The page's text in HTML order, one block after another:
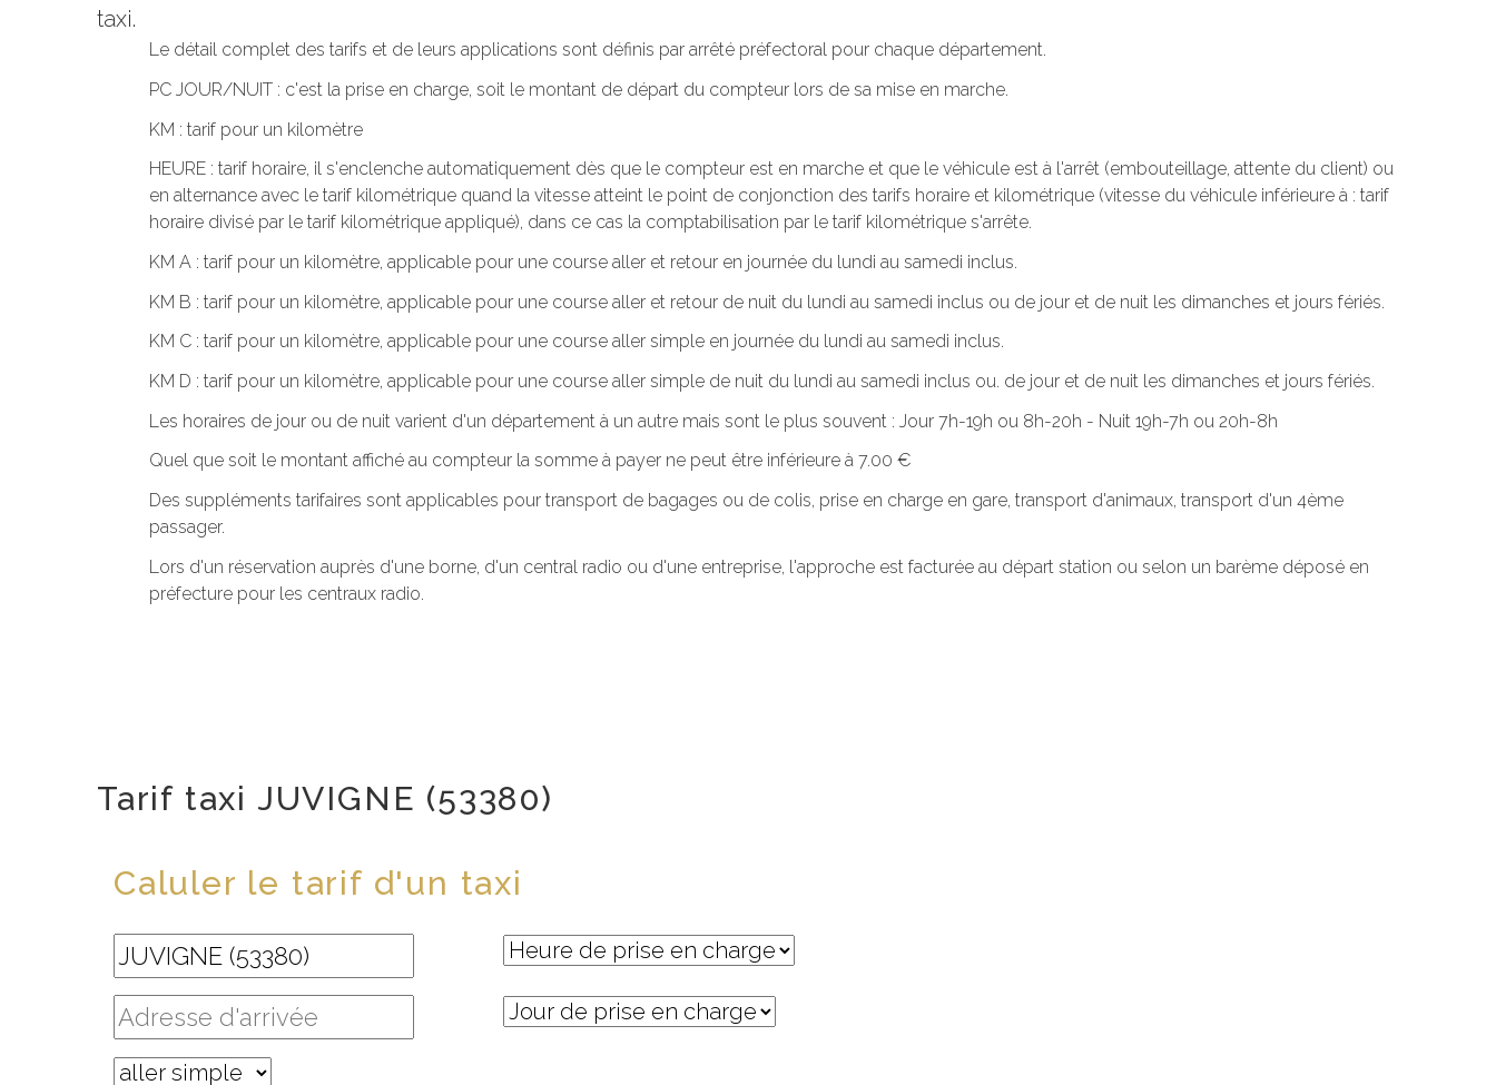
taxi.
Le détail complet des tarifs et de leurs applications sont définis par arrêté préfectoral pour chaque département.
PC JOUR/NUIT : c'est la prise en charge, soit le montant de départ du compteur lors de sa mise en marche.
KM : tarif pour un kilomètre
HEURE : tarif horaire, il s'enclenche automatiquement dès que le compteur est en marche et que le véhicule est à l'arrêt (embouteillage, attente du client) ou
en alternance avec le tarif kilométrique quand la vitesse atteint le point de conjonction des tarifs horaire et kilométrique (vitesse du véhicule inférieure à : tarif
horaire divisé par le tarif kilométrique appliqué), dans ce cas la comptabilisation par le tarif kilométrique s'arrête.
KM A : tarif pour un kilomètre, applicable pour une course aller et retour en journée du lundi au samedi inclus.
KM B : tarif pour un kilomètre, applicable pour une course aller et retour de nuit du lundi au samedi inclus ou de jour et de nuit les dimanches et jours fériés.
KM C : tarif pour un kilomètre, applicable pour une course aller simple en journée du lundi au samedi inclus.
KM D : tarif pour un kilomètre, applicable pour une course aller simple de nuit du lundi au samedi inclus ou. de jour et de nuit les dimanches et jours fériés.
Les horaires de jour ou de nuit varient d'un département à un autre mais sont le plus souvent : Jour 7h-19h ou 8h-20h - Nuit 19h-7h ou 20h-8h
Quel que soit le montant affiché au compteur la somme à payer ne peut être inférieure à 7.00 €
Des suppléments tarifaires sont applicables pour transport de bagages ou de colis, prise en charge en gare, transport d'animaux, transport d'un 4ème
passager.
Lors d'un réservation auprès d'une borne, d'un central radio ou d'une entreprise, l'approche est facturée au départ station ou selon un barème déposé en
préfecture pour les centraux radio.
Tarif taxi JUVIGNE (53380)
Caluler le tarif d'un taxi